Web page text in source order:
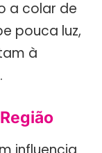
a colar de
pouca luz,
à